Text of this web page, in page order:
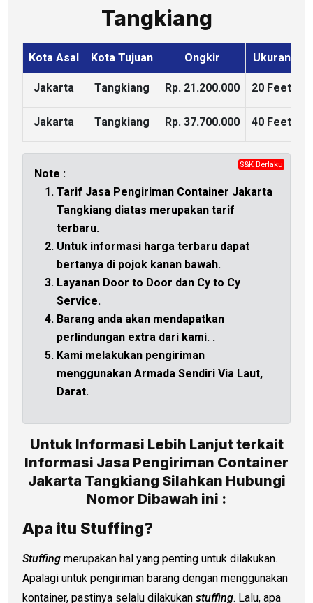
Tangkiang
Kota Asal Kota Tujuan Ongkir Ukuran
Jakarta Tangkiang Rp. 21.200.000 20 Feet
Jakarta Tangkiang Rp. 37.700.000 40 Feet
Note :
Tarif Jasa Pengiriman Container Jakarta
Tangkiang diatas merupakan tarif
terbaru.
Untuk informasi harga terbaru dapat
bertanya di
CHAT
pojok kanan bawah.
Layanan Door to Door dan Cy to Cy
Service.
Barang anda akan mendapatkan
perlindungan extra dari kami.
S&K Berlaku
.
Kami melakukan pengiriman
menggunakan Armada Sendiri Via Laut,
Darat.
Untuk Informasi Lebih Lanjut terkait
Informasi Jasa Pengiriman Container
Jakarta Tangkiang Silahkan Hubungi
Nomor Dibawah ini :
Apa itu Stuffing?
Stuffing merupakan hal yang penting untuk dilakukan.
Apalagi untuk pengiriman barang dengan menggunakan
kontainer, pastinya selalu dilakukan stuffing. Lalu, apa